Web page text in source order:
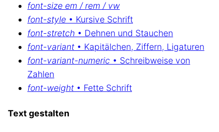
font-size em / rem / vw
font-style • Kursive Schrift
font-stretch • Dehnen und Stauchen
font-variant • Kapitälchen, Ziffern, Ligaturen
font-variant-numeric • Schreibweise von
Zahlen
font-weight • Fette Schrift
Text gestalten